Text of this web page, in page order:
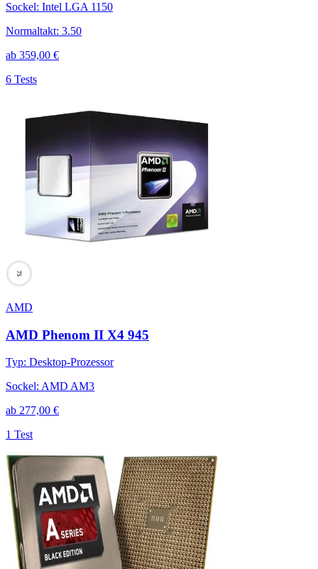
Sockel: Intel LGA 1150
Normaltakt: 3.50
ab 359,00 €
6 Tests
75
AMD
AMD Phenom II X4 945
Typ: Desktop-Prozessor
Sockel: AMD AM3
ab 277,00 €
1 Test